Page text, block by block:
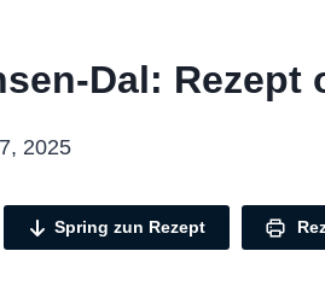
Dal: Rezept
2025
Spring zun Rezept